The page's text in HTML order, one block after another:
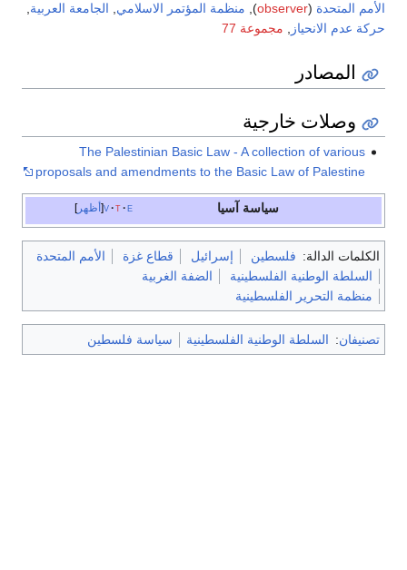
الأمم المتحدة (
observer
), منظمة المؤتمر الاسلامي, الجامعة العربية,
حركة عدم الانحياز , مجموعة 77
المصادر
وصلات خارجية
The Palestinian Basic Law - A collection of various
proposals and amendments to the Basic Law of Palestine
أظهر v t e سياسة آسيا
الكلمات الدالة: فلسطين إسرائيل قطاع غزة
الأمم المتحدة
السلطة الوطنية الفلسطينية
الضفة الغربية
منظمة التحرير الفلسطينية
تصنيفان: السلطة الوطنية الفلسطينية سياسة فلسطين